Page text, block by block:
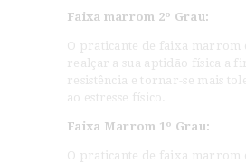
Faixa marrom 2º Grau:
O praticante de faixa marrom
realçar a sua aptidão física a
resistência e tornar-se mais
ao estresse físico.
Faixa Marrom 1º Grau:
O praticante de faixa marrom